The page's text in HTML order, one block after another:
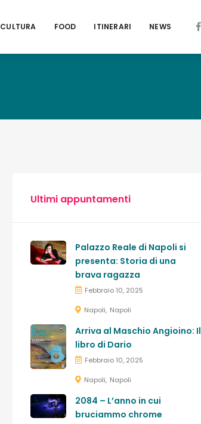
CULTURA FOOD ITINERARI NEWS
Ultimi appuntamenti
Palazzo Reale di Napoli si
presenta: Storia di una
brava ragazza
Febbraio 10, 2025
Napoli Napoli
Arriva al Maschio Angioino: Il
libro di Dario
Febbraio 10, 2025
Napoli Napoli
2084 – L’anno in cui
bruciammo chrome